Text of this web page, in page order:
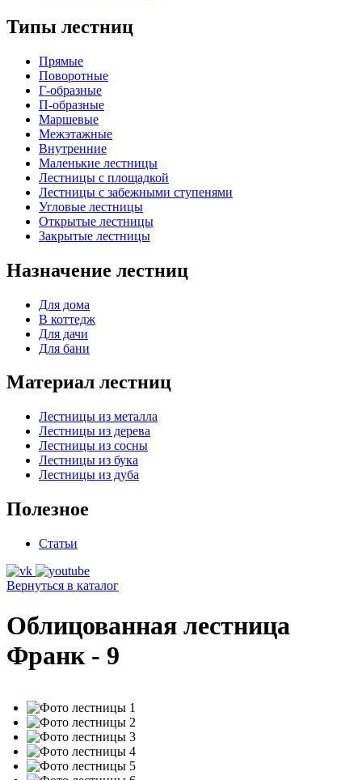
Типы лестниц
Прямые
Поворотные
Г-образные
П-образные
Маршевые
Межэтажные
Внутренние
Маленькие лестницы
Лестницы с площадкой
Лестницы с забежными ступенями
Угловые лестницы
Открытые лестницы
Закрытые лестницы
Назначение лестниц
Для дома
В коттедж
Для дачи
Для бани
Материал лестниц
Лестницы из металла
Лестницы из дерева
Лестницы из сосны
Лестницы из бука
Лестницы из дуба
Полезное
Статьи
Вернуться в каталог
Облицованная лестница
Франк - 9